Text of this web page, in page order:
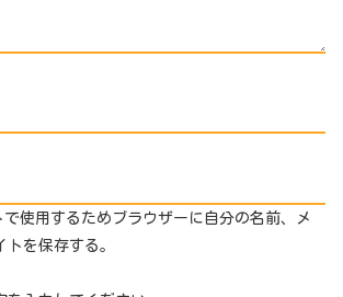
使用するためブラウザーに自分の名前、メ
を保存する。